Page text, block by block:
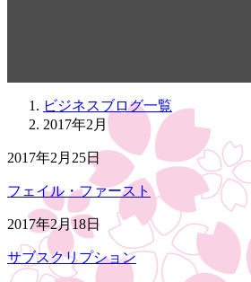
ビジネスブログ一覧
2017年2月
2017年2月25日
フェイル・ファースト
2017年2月18日
サブスクリプション